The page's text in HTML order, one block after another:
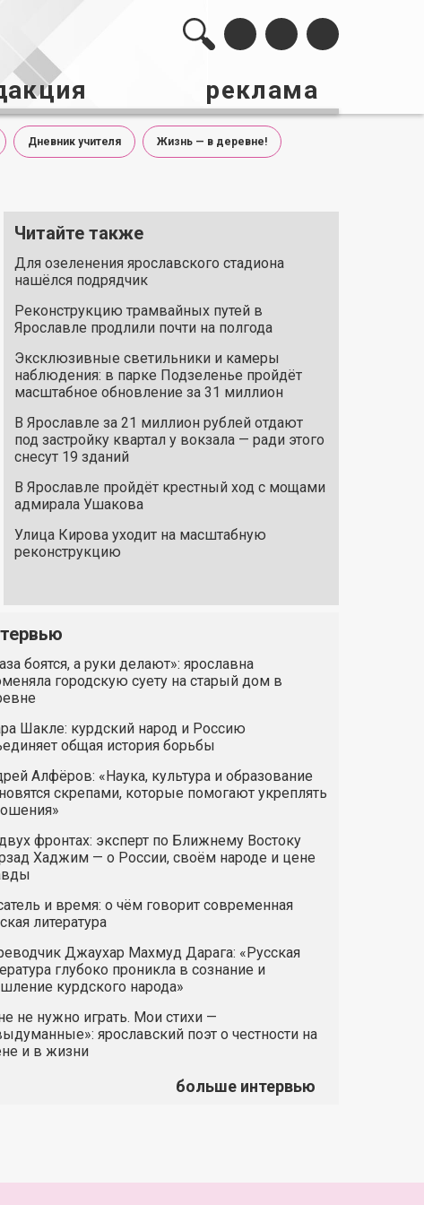
реклама
Дневник учителя Жизнь — в деревне!
Читайте также
Для озеленения ярославского стадиона
нашёлся подрядчик
Реконструкцию трамвайных путей в
Ярославле продлили почти на полгода
Эксклюзивные светильники и камеры
наблюдения: в парке Подзеленье пройдёт
масштабное обновление за 31 миллион
В Ярославле за 21 миллион рублей отдают
под застройку квартал у вокзала — ради этого
снесут 19 зданий
В Ярославле пройдёт крестный ход с мощами
адмирала Ушакова
Улица Кирова уходит на масштабную
реконструкцию
боятся, а руки делают»: ярославна
городскую суету на старый дом в
Шакле: курдский народ и Россию
общая история борьбы
Алфёров: «Наука, культура и образование
скрепами, которые помогают укреплять
фронтах: эксперт по Ближнему Востоку
Хаджим — о России, своём народе и цене
и время: о чём говорит современная
литература
Джаухар Махмуд Дарага: «Русская
глубоко проникла в сознание и
курдского народа»
не нужно играть. Мои стихи —
ярославский поэт о честности на
и в жизни
больше интервью